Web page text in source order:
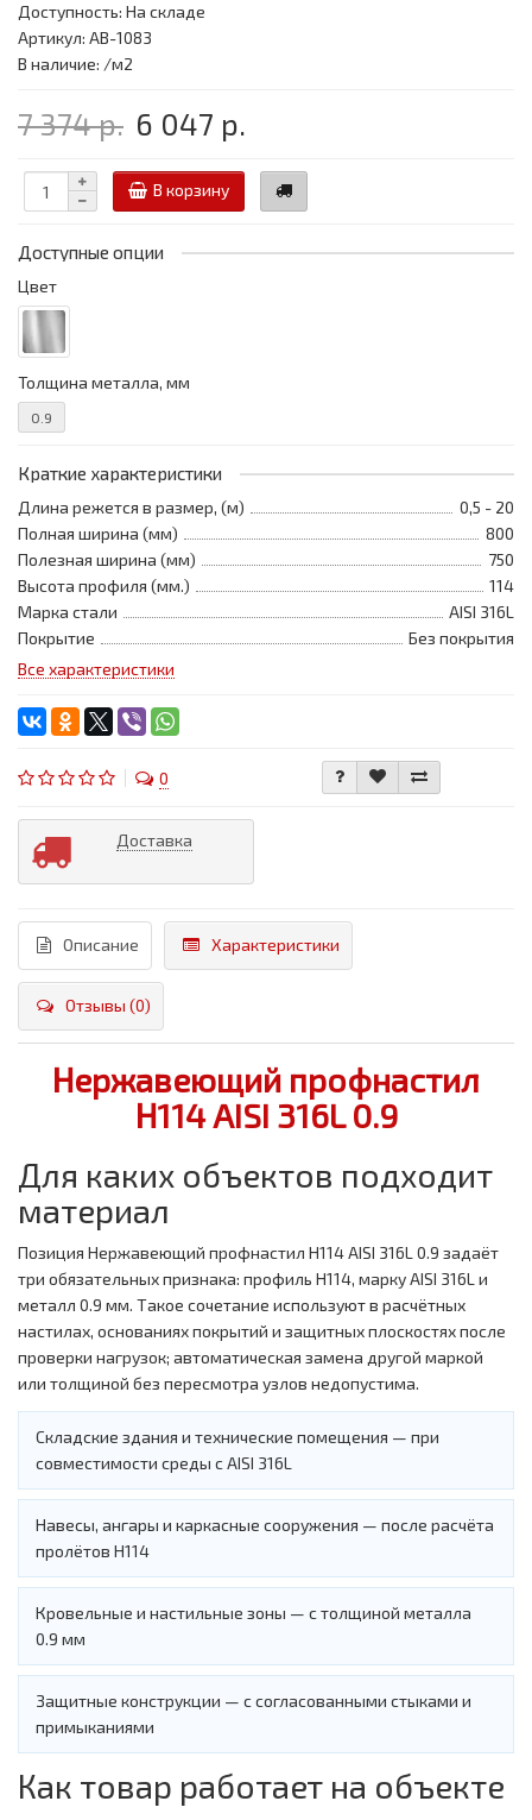
Доступность: На складе
Артикул: АВ-1083
В наличие: /м2
7 374 р. 6 047 р.
В корзину
Доступные опции
Цвет
Толщина металла, мм
0.9
Краткие характеристики
Длина режется в размер, (м)
0,5 - 20
Полная ширина (мм)
800
Полезная ширина (мм)
750
Высота профиля (мм.)
114
Марка стали
AISI 316L
Покрытие
Без покрытия
Все характеристики
0
Доставка
Описание Характеристики
Отзывы (0)
Нержавеющий профнастил
Н114 AISI 316L 0.9
Для каких объектов подходит
материал
Позиция Нержавеющий профнастил Н114 AISI 316L 0.9 задаёт
три обязательных признака: профиль Н114, марку AISI 316L и
металл 0.9 мм. Такое сочетание используют в расчётных
настилах, основаниях покрытий и защитных плоскостях после
проверки нагрузок; автоматическая замена другой маркой
или толщиной без пересмотра узлов недопустима.
Складские здания и технические помещения — при
совместимости среды с AISI 316L
Навесы, ангары и каркасные сооружения — после расчёта
пролётов Н114
Кровельные и настильные зоны — с толщиной металла
0.9 мм
Защитные конструкции — с согласованными стыками и
примыканиями
Как товар работает на объекте